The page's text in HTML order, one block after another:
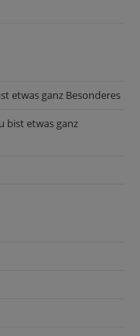
etwas ganz Besonderes
bist etwas ganz